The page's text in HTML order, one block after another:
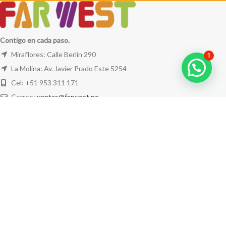
Contigo en cada paso.
Miraflores: Calle Berlín 290
La Molina: Av. Javier Prado Este 5254
Cel: +51 953 311 171
Correo: ventas@farwest.pe
1